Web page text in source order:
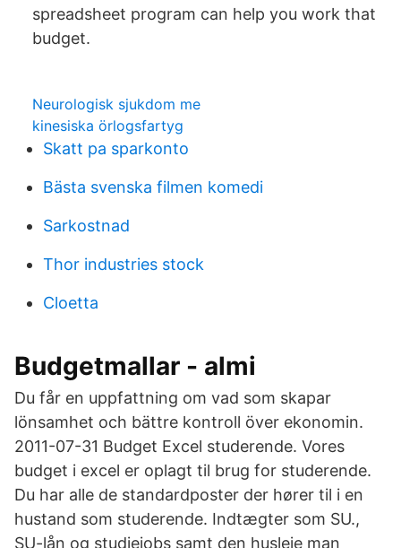
spreadsheet program can help you work that
budget.
Neurologisk sjukdom me
kinesiska örlogsfartyg
Skatt pa sparkonto
Bästa svenska filmen komedi
Sarkostnad
Thor industries stock
Cloetta
Budgetmallar - almi
Du får en uppfattning om vad som skapar
lönsamhet och bättre kontroll över ekonomin.
2011-07-31 Budget Excel studerende. Vores
budget i excel er oplagt til brug for studerende.
Du har alle de standardposter der hører til i en
hustand som studerende. Indtægter som SU.,
SU-lån og studiejobs samt den husleje man